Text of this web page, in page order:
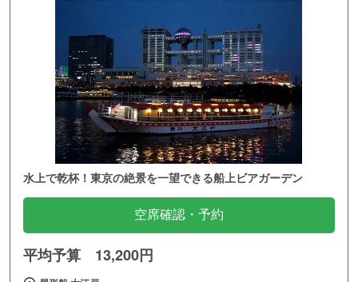
水上で乾杯！東京の絶景を一望できる船上ビアガーデン
空席確認・予約
平均予算 13,200円